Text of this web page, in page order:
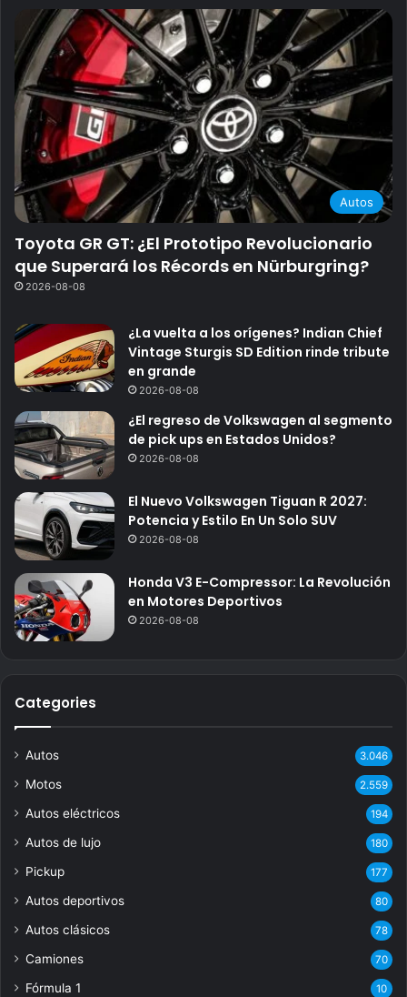
Autos
Toyota GR GT: ¿El Prototipo Revolucionario
que Superará los Récords en Nürburgring?
2026-08-08
¿La vuelta a los orígenes? Indian Chief
Vintage Sturgis SD Edition rinde tribute
en grande
2026-08-08
¿El regreso de Volkswagen al segmento
de pick ups en Estados Unidos?
2026-08-08
El Nuevo Volkswagen Tiguan R 2027:
Potencia y Estilo En Un Solo SUV
2026-08-08
Honda V3 E-Compressor: La Revolución
en Motores Deportivos
2026-08-08
Categories
Autos 3.046
Motos 2.559
Autos eléctricos 194
Autos de lujo 180
Pickup 177
Autos deportivos 80
Autos clásicos 78
Camiones 70
Fórmula 1 10